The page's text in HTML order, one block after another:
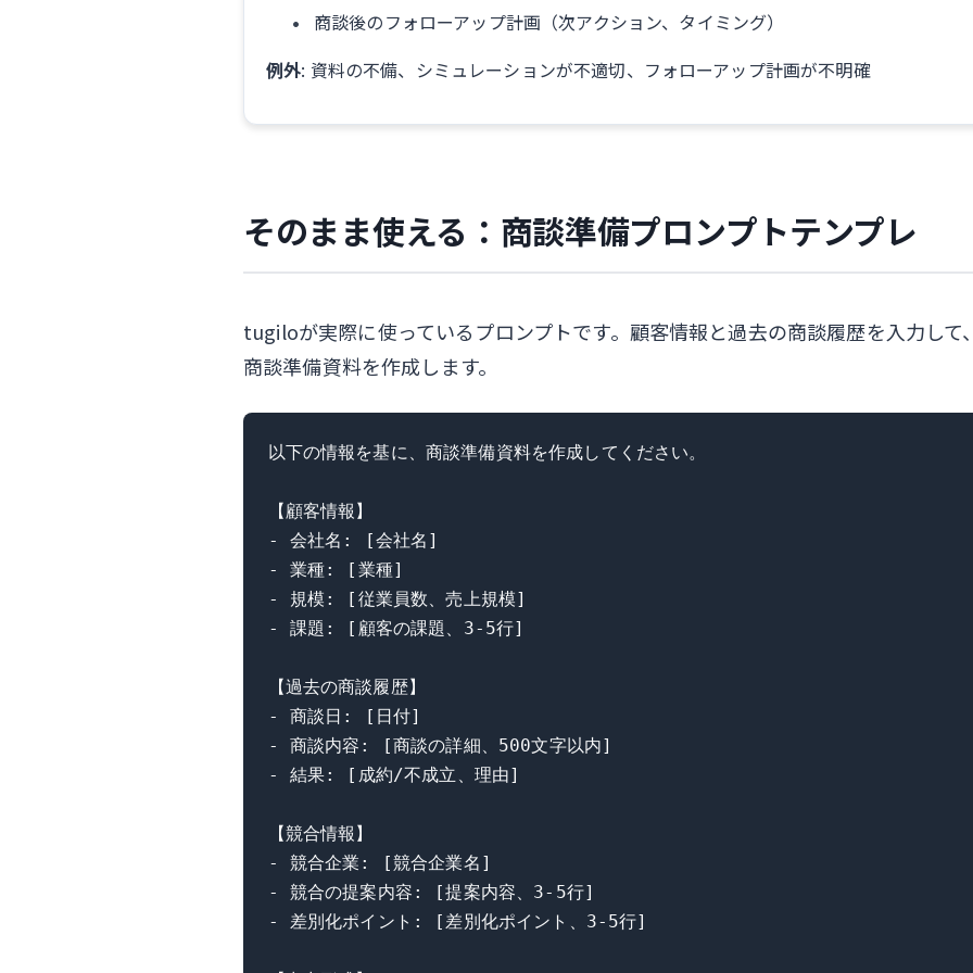
商談後のフォローアップ計画（次アクション、タイミング）
例外: 資料の不備、シミュレーションが不適切、フォローアップ計画が不明確
そのまま使える：商談準備プロンプトテンプレ
tugiloが実際に使っているプロンプトです。顧客情報と過去の商談履歴を入力して
商談準備資料を作成します。
以下の情報を基に、商談準備資料を作成してください。
【顧客情報】
- 会社名: [会社名]
- 業種: [業種]
- 規模: [従業員数、売上規模]
- 課題: [顧客の課題、3-5行]
【過去の商談履歴】
- 商談日: [日付]
- 商談内容: [商談の詳細、500文字以内]
- 結果: [成約/不成立、理由]
【競合情報】
- 競合企業: [競合企業名]
- 競合の提案内容: [提案内容、3-5行]
- 差別化ポイント: [差別化ポイント、3-5行]